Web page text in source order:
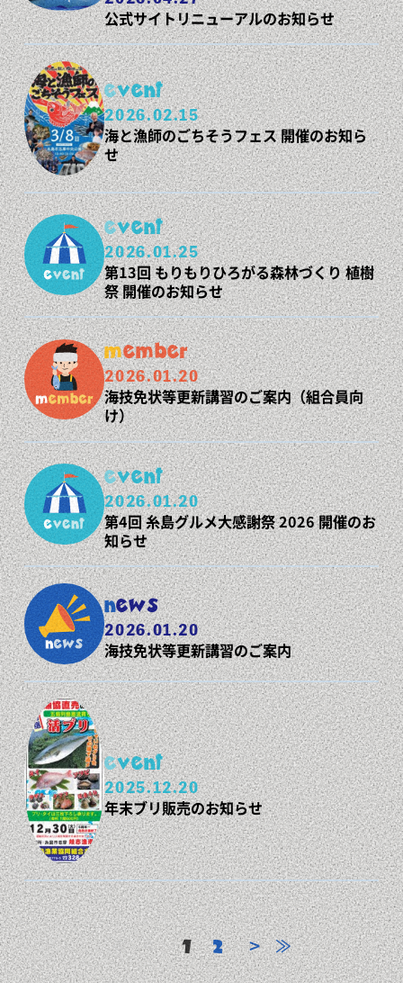
公式サイトリニューアルのお知らせ
event
2026.02.15
海と漁師のごちそうフェス 開催のお知ら
せ
event
2026.01.25
第13回 もりもりひろがる森林づくり 植樹
祭 開催のお知らせ
member
2026.01.20
海技免状等更新講習のご案内（組合員向
け）
event
2026.01.20
第4回 糸島グルメ大感謝祭 2026 開催のお
知らせ
news
2026.01.20
海技免状等更新講習のご案内
event
2025.12.20
年末ブリ販売のお知らせ
≪ < 1 2 > ≫